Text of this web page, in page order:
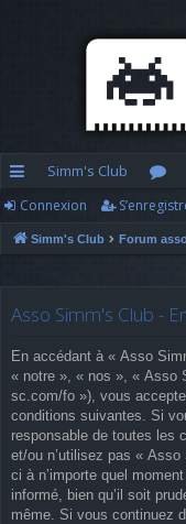
cc
ès
pi
d
e
Simm's Club
or
u
s
Connexion
Simm's Club Forum
Asso Simm's Club -
En accédant à « Asso
« notre », « nos », « Asso
sc.com/fo »), vous
conditions suivantes. Si
responsable de toutes les
et/ou n’utilisez pas «
ci à n’importe quel
informé, bien qu’il soit
même. Si vous continuez